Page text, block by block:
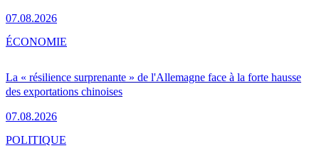
07.08.2026
La « résilience surprenante » de l'Allemagne face à la forte hausse
des exportations chinoises
07.08.2026
ÉCONOMIE
POLITIQUE